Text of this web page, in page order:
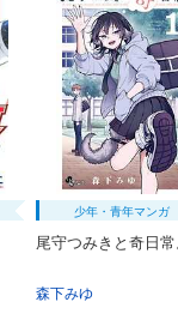
少年・青年マンガ
尾守つみきと奇日
森下みゆ